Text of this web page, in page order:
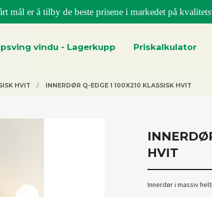
mål er å tilby de beste prisene i markedet på
vindu - Lagerkupp Priskalkulator
HVIT INNERDØR Q-EDGE 1 100X210 KLASSISK HVIT
HVIT
Innerdør i massiv